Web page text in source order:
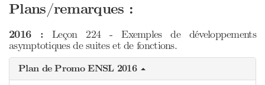
Plans/remarques :
2016 : Leçon 224 - Exemples de développements
asymptotiques de suites et de fonctions.
Plan de Promo ENSL 2016